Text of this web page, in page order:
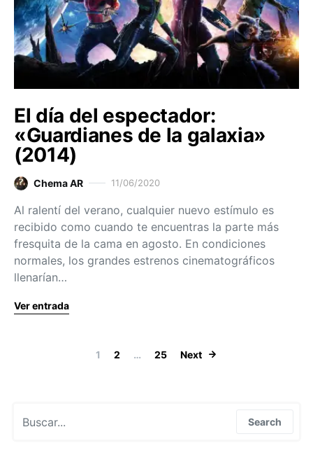
El día del espectador:
«Guardianes de la galaxia»
(2014)
Chema AR 11/06/2020
Al ralentí del verano, cualquier nuevo estímulo es
recibido como cuando te encuentras la parte más
fresquita de la cama en agosto. En condiciones
normales, los grandes estrenos cinematográficos
llenarían…
Ver entrada
Paginación
1 2 … 25 Next
Search